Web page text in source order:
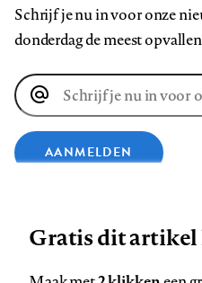
Schrijf je nu in voor onze
donderdag de meest
E-
mailadres
AANMELDEN
Zie onze cookie policy
Gratis dit artikel